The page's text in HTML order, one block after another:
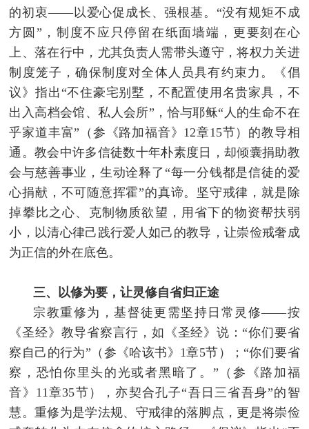
的初衷——以爱心促成长、强根基。“没有规矩不成
方圆”，制度不应只停留在纸面墙端，更要刻在心
上、落在行中，尤其负责人需带头遵守，将权力关进
制度笼子，确保制度对全体人员具有约束力。《倡
议》指出“不住豪宅别墅，不配置使用名贵家具，不
出入高档会馆、私人会所”，恰与耶稣“人的生命不在
乎家道丰富”（参《路加福音》12章15节）的教导相
通。教会中许多信徒数十年朴素度日，却倾囊捐助教
会与慈善事业，生动诠释了“每一分钱都是信徒的爱
心捐献，不可随意挥霍”的真谛。坚守戒律，就是除
掉攀比之心、克制物质欲望，用省下的物资帮扶弱
小，以清心律己践行爱人如己的教导，让崇俭戒奢成
为正信的外在底色。
三、以修为要，让灵修自省归正途
宗教重修为，基督徒更需坚持日常灵修——按
《圣经》教导省察言行，如《圣经》说：“你们要省
察自己的行为”（参《哈该书》1章5节）；“你们要省
察，恐怕你里头的光或者黑暗了。”（参《路加福
音》11章35节），亦契合孔子“吾日三省吾身”的智
慧。重修为是学法规、守戒律的落脚点，更是将崇俭